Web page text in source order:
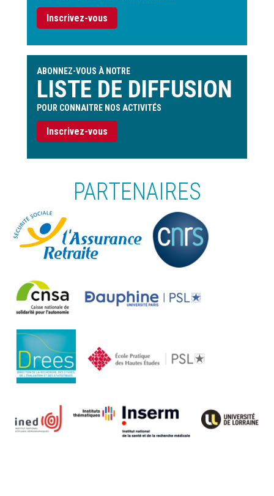
Inscrivez-vous
ABONNEZ-VOUS À NOTRE
LISTE DE DIFFUSION
POUR CONNAITRE NOS ACTIVITÉS
Inscrivez-vous
PARTENAIRES